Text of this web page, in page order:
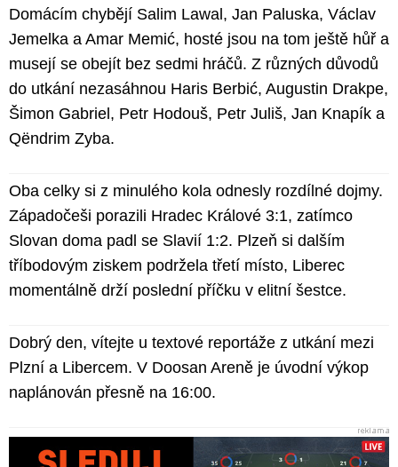
Domácím chybějí Salim Lawal, Jan Paluska, Václav
Jemelka a Amar Memić, hosté jsou na tom ještě hůř a
musejí se obejít bez sedmi hráčů. Z různých důvodů
do utkání nezasáhnou Haris Berbić, Augustin Drakpe,
Šimon Gabriel, Petr Hodouš, Petr Juliš, Jan Knapík a
Qëndrim Zyba.
Oba celky si z minulého kola odnesly rozdílné dojmy.
Západočeši porazili Hradec Králové 3:1, zatímco
Slovan doma padl se Slavií 1:2. Plzeň si dalším
tříbodovým ziskem podržela třetí místo, Liberec
momentálně drží poslední příčku v elitní šestce.
Dobrý den, vítejte u textové reportáže z utkání mezi
Plzní a Libercem. V Doosan Areně je úvodní výkop
naplánován přesně na 16:00.